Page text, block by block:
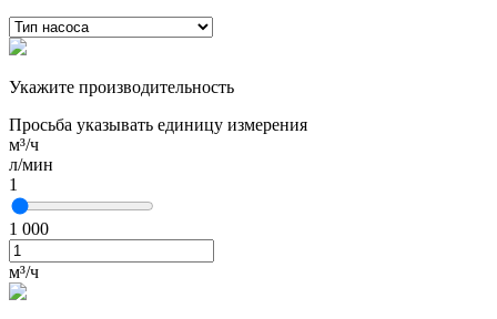
Укажите производительность
Просьба указывать единицу измерения
м³/ч
л/мин
1
1 000
м³/ч